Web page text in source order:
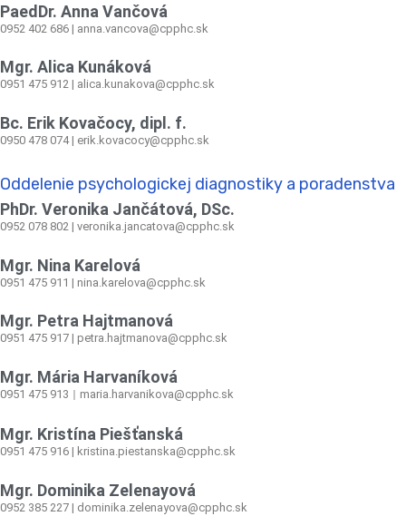
PaedDr. Anna Vančová
0952 402 686 | anna.vancova@cpphc.sk
Mgr. Alica Kunáková
0951 475 912 | alica.kunakova@cpphc.sk
Bc. Erik Kovačocy, dipl. f.
0950 478 074 | erik.kovacocy@cpphc.sk
Oddelenie psychologickej diagnostiky a poradenstva
PhDr. Veronika Jančátová, DSc.
0952 078 802 | veronika.jancatova@cpphc.sk
Mgr. Nina Karelová
0951 475 911 | nina.karelova@cpphc.sk
Mgr. Petra Hajtmanová
0951 475 917 | petra.hajtmanova@cpphc.sk
Mgr. Mária Harvaníková
0951 475 913 maria.harvanikova@cpphc.sk
Mgr. Kristína Piešťanská
0951 475 916 | kristina.piestanska@cpphc.sk
Mgr. Dominika Zelenayová
0952 385 227 | dominika.zelenayova@cpphc.sk